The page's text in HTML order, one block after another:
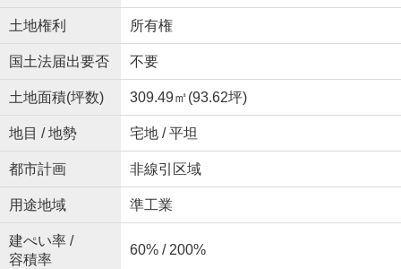
土地権利 所有権
国土法届出要否 不要
土地面積(坪数) 309.49㎡(93.62坪)
地目 / 地勢 宅地 / 平坦
都市計画 非線引区域
用途地域 準工業
建ぺい率 /
容積率
60% / 200%